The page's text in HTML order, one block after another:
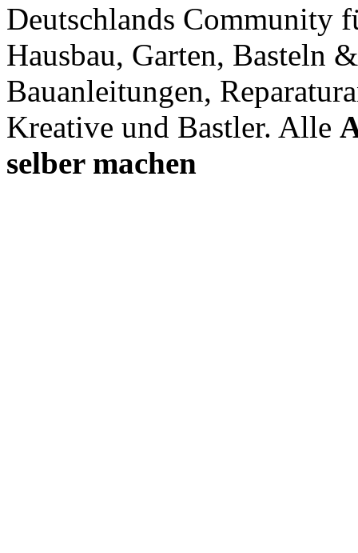
Deutschlands Community
Hausbau, Garten, Basteln
Bauanleitungen,
Kreative und Bastler. Alle
selber machen